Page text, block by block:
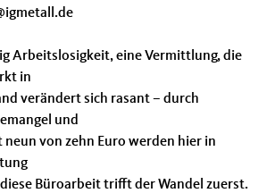
Arbeitslosigkeit, eine Vermittlung, die
in
verändert sich rasant – durch
und
von zehn Euro werden hier in
Büroarbeit trifft der Wandel zuerst.